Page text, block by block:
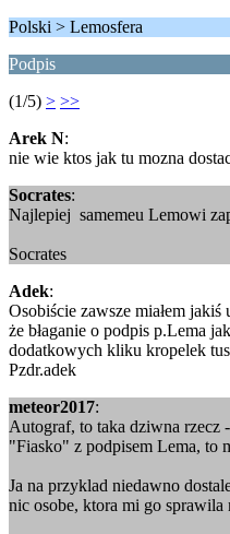
Polski > Lemosfera
Podpis
(1/5) > >>
Arek N:
nie wie ktos jak tu mozna
Socrates:
Najlepiej samemeu Lemowi
Socrates
Adek:
Osobiście zawsze miałem
że błaganie o podpis p.Lema
dodatkowych kliku kropelek
Pzdr.adek
meteor2017:
Autograf, to taka dziwna rzecz
"Fiasko" z podpisem Lema, to
Ja na przyklad niedawno
nic osobe, ktora mi go